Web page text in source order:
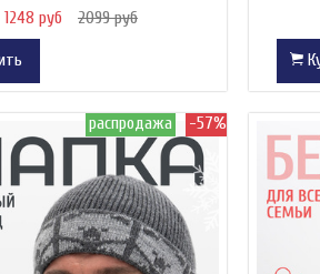
1248 руб
2099 руб
распродажа -57%